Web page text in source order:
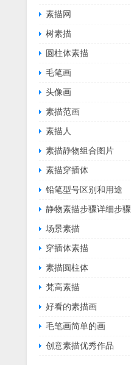
素描网
树素描
圆柱体素描
毛笔画
头像画
素描范画
素描人
素描静物组合图片
素描穿插体
铅笔型号区别和用途
静物素描步骤详细步骤
场景素描
穿插体素描
素描圆柱体
梵高素描
好看的素描画
毛笔画简单的画
创意素描优秀作品